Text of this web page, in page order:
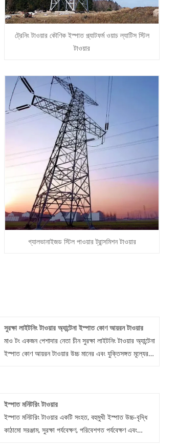
ট্রেনিং টাওয়ার কৌণিক ইস্পাত প্ল্যাটফর্ম ওয়াচ ল্যাটিস স্টিল
টাওয়ার
গ্যালভানাইজড স্টিল পাওয়ার ট্রান্সমিশন টাওয়ার
সুরক্ষা লাইটনিং টাওয়ার অ্যান্টেনা ইস্পাত কোণ আয়রন টাওয়ার
মাও টং একজন পেশাদার নেতা চীন সুরক্ষা লাইটনিং টাওয়ার অ্যান্টেনা
ইস্পাত কোণ আয়রন টাওয়ার উচ্চ মানের এবং যুক্তিসঙ্গত মূল্যের
ইস্পাত মনিটরিং টাওয়ার
ইস্পাত মনিটরিং টাওয়ার একটি সংহত, বহুমুখী ইস্পাত উচ্চ-বৃদ্ধি
কাঠামো সরঞ্জাম, সুরক্ষা পর্যবেক্ষণ, পরিবেশগত পর্যবেক্ষণ এবং